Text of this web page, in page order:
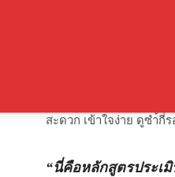
สะดวก เข้าใจง่าย ดูซำ้กี่
“นี่คือหลักสูตรประเ